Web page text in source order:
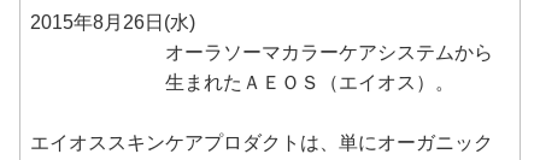
2015年8月26日(水)
オーラソーマカラーケアシステムから
生まれたＡＥＯＳ（エイオス）。
エイオススキンケアプロダクトは、単にオーガニック